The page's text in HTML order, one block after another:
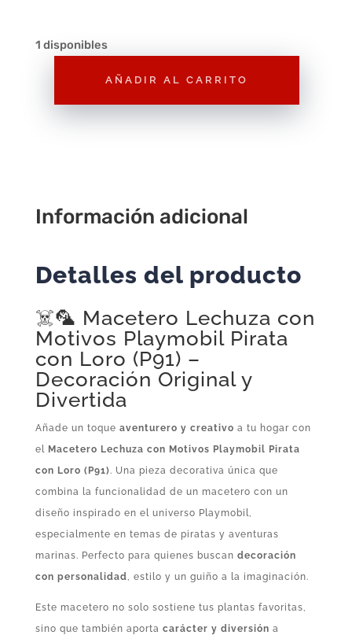
1 disponibles
con
–
Original
y
Divertida
cantidad
AÑADIR AL CARRITO
Información adicional
Detalles del producto
☠️🦜 Macetero Lechuza con
Motivos Playmobil Pirata
con Loro (P91) –
Decoración Original y
Divertida
Añade un toque aventurero y creativo a tu hogar con
el Macetero Lechuza con Motivos Playmobil Pirata
con Loro (P91). Una pieza decorativa única que
combina la funcionalidad de un macetero con un
diseño inspirado en el universo Playmobil,
especialmente en temas de piratas y aventuras
marinas. Perfecto para quienes buscan decoración
con personalidad, estilo y un guiño a la imaginación.
Este macetero no solo sostiene tus plantas favoritas,
sino que también aporta carácter y diversión a